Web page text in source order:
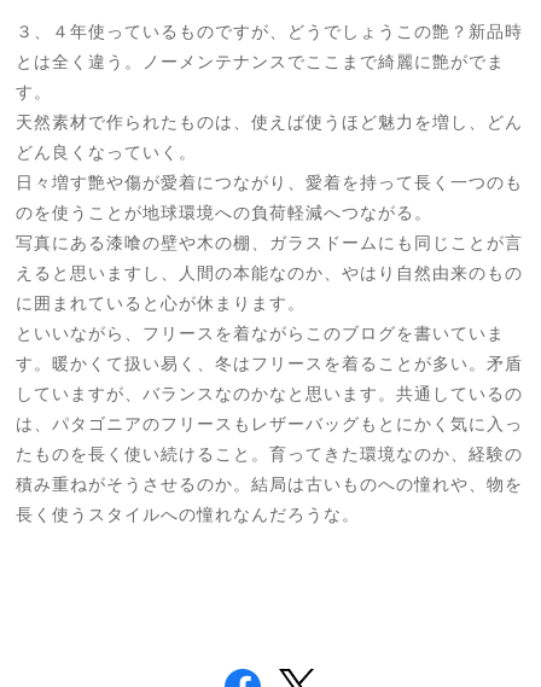
３、４年使っているものですが、どうでしょうこの艶？新品時
とは全く違う。ノーメンテナンスでここまで綺麗に艶がでま
す。
天然素材で作られたものは、使えば使うほど魅力を増し、どん
どん良くなっていく。
日々増す艶や傷が愛着につながり、愛着を持って長く一つのも
のを使うことが地球環境への負荷軽減へつながる。
写真にある漆喰の壁や木の棚、ガラスドームにも同じことが言
えると思いますし、人間の本能なのか、やはり自然由来のもの
に囲まれていると心が休まります。
といいながら、フリースを着ながらこのブログを書いていま
す。暖かくて扱い易く、冬はフリースを着ることが多い。矛盾
していますが、バランスなのかなと思います。共通しているの
は、パタゴニアのフリースもレザーバッグもとにかく気に入っ
たものを長く使い続けること。育ってきた環境なのか、経験の
積み重ねがそうさせるのか。結局は古いものへの憧れや、物を
長く使うスタイルへの憧れなんだろうな。